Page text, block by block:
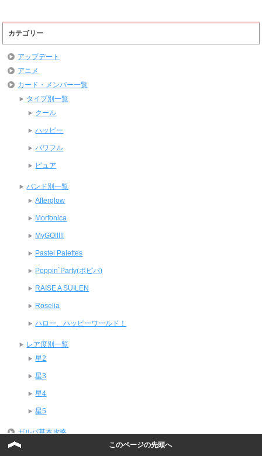
カテゴリー
アップデート
アニメ
カード・メンバー一覧
タイプ別一覧
クール
ハッピー
パワフル
ピュア
バンド別一覧
Afterglow
Morfonica
MyGO!!!!!
Pastel Palettes
Poppin`Party(ポピパ)
RAISE A SUILEN
Roselia
ハロー、ハッピーワールド！
レア度別一覧
星2
星3
星4
星5
ガルパ基本攻略
ライブ・楽曲
このページの先頭へ